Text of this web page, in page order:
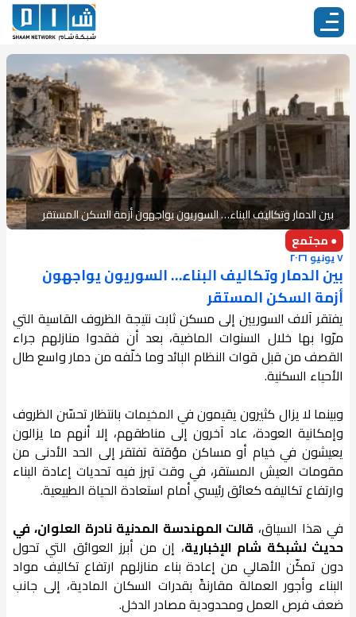
بين الدمار وتكاليف البناء… السوريون يواجهون أزمة السكن المستقر
● مجتمع
٧ يونيو ٢٠٢٦
بين الدمار وتكاليف البناء… السوريون يواجهون
أزمة السكن المستقر
يفتقر آلاف السوريين إلى مسكن ثابت نتيجة الظروف القاسية التي
مرّوا بها خلال السنوات الماضية، بعد أن فقدوا منازلهم جراء
القصف من قبل قوات النظام البائد وما خلّفه من دمار واسع طال
الأحياء السكنية.
وبينما لا يزال كثيرون يقيمون في المخيمات بانتظار تحسّن الظروف
وإمكانية العودة، عاد آخرون إلى مناطقهم، إلا أنهم ما يزالون
يعيشون في خيام أو مساكن مؤقتة تفتقر إلى الحد الأدنى من
مقومات العيش المستقر، في وقت تبرز فيه تحديات إعادة البناء
وارتفاع تكاليفه كعائق رئيسي أمام استعادة الحياة الطبيعية.
في هذا السياق، قالت المهندسة المدنية نادرة العلوان، في
حديث لشبكة شام الإخبارية، إن من أبرز العوائق التي تحول
دون تمكّن الأهالي من إعادة بناء منازلهم ارتفاع تكاليف مواد
البناء وأجور العمالة مقارنةً بقدرات السكان المادية، إلى جانب
ضعف فرص العمل ومحدودية مصادر الدخل.